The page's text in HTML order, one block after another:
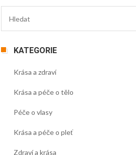
KATEGORIE
Krása a zdraví
Krása a péče o tělo
Péče o vlasy
Krása a péče o pleť
Zdraví a krása